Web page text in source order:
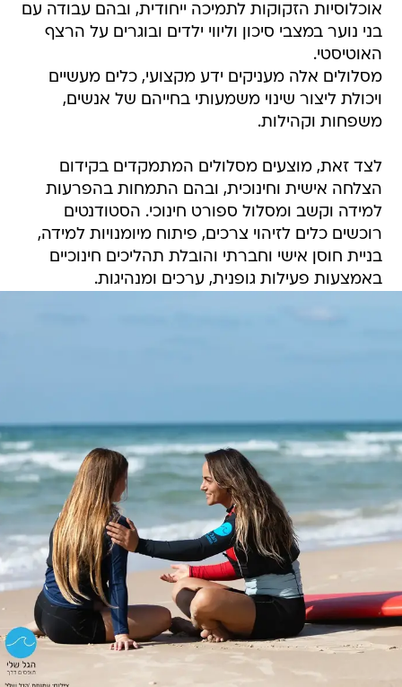
אוכלוסיות הזקוקות לתמיכה ייחודית, ובהם עבודה עם
בני נוער במצבי סיכון וליווי ילדים ובוגרים על הרצף
האוטיסטי.
מסלולים אלה מעניקים ידע מקצועי, כלים מעשיים
ויכולת ליצור שינוי משמעותי בחייהם של אנשים,
משפחות וקהילות.
לצד זאת, מוצעים מסלולים המתמקדים בקידום
הצלחה אישית וחינוכית, ובהם התמחות בהפרעות
למידה וקשב ומסלול ספורט חינוכי. הסטודנטים
רוכשים כלים לזיהוי צרכים, פיתוח מיומנויות למידה,
בניית חוסן אישי וחברתי והובלת תהליכים חינוכיים
באמצעות פעילות גופנית, ערכים ומנהיגות.